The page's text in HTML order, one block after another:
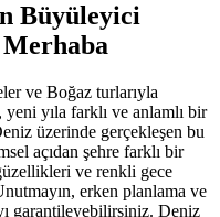
Büyüleyici
Merhaba
ve Boğaz turlarıyla
yıla farklı ve anlamlı bir
üzerinde gerçekleşen bu
açıdan şehre farklı bir
ve renkli gece
erken planlama ve
garantileyebilirsiniz. Deniz